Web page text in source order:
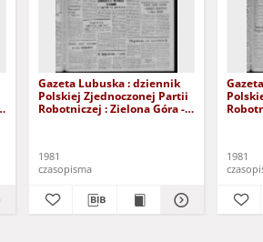
Gazeta Lubuska : dziennik
Polskiej Zjednoczonej Partii
Robotniczej : Zielona Góra -
1981
czasopisma
1981